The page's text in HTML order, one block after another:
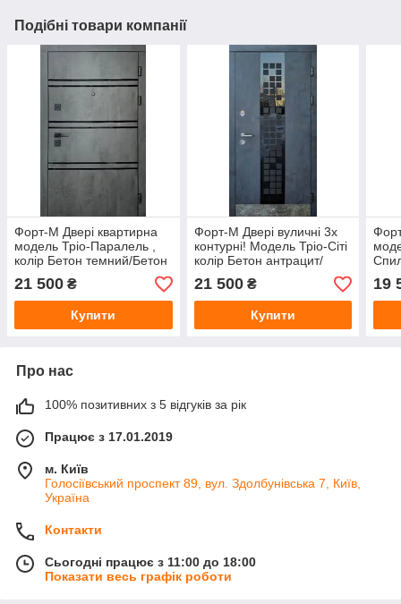
Подібні товари компанії
Форт-М Двері квартирна
модель Тріо-Паралель ,
колір Бетон темний/Бетон
сірий
21 500 ₴
Купити
Форт-М Двері вуличні 3х
контурні! Модель Тріо-Сіті
колір Бетон антрацит/
Білий
21 500₴
Купити
19
Про нас
100% позитивних з 5 відгуків за рік
Працює з 17.01.2019
м. Київ
Голосіївський проспект 89, вул. Здолбунівська 7, Київ,
Україна
Контакти
Сьогодні працює з 11:00 до 18:00
Показати весь графік роботи